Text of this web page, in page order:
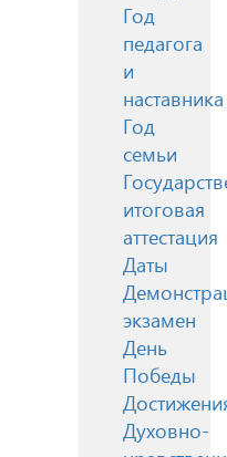
Год
педагога
и
наставника
Год
семьи
итоговая
аттестация
Даты
экзамен
День
Победы
Духовно-